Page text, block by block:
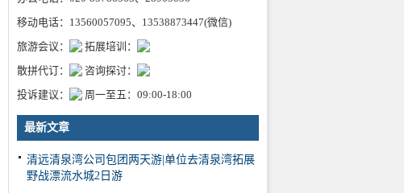
移动电话：13560057095、13538873447(微信)
旅游会议：
拓展培训：
散拼代订：
咨询探讨：
投诉建议：
周一至五：09:00-18:00
最新文章
清远清泉湾公司包团两天游|单位去清泉湾拓展
野战漂流水城2日游